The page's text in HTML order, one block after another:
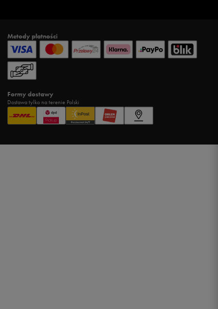
Metody płatności
Formy dostawy
Dostawa tylko na terenie Polski